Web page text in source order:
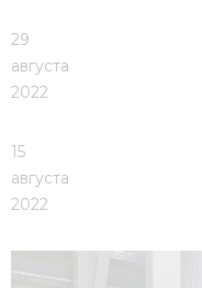
29
августа
2022
15
августа
2022